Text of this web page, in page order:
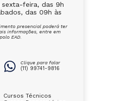
sexta-feira, das 9h
das 09h às
presencial poderá ter
informações, entre em
EAD.
Clique para falar
(11) 99741-9816
Cursos Técnicos